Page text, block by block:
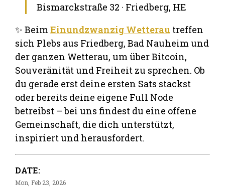
Bismarckstraße 32 · Friedberg, HE
✨ Beim Einundzwanzig Wetterau treffen
sich Plebs aus Friedberg, Bad Nauheim und
der ganzen Wetterau, um über Bitcoin,
Souveränität und Freiheit zu sprechen. Ob
du gerade erst deine ersten Sats stackst
oder bereits deine eigene Full Node
betreibst – bei uns findest du eine offene
Gemeinschaft, die dich unterstützt,
inspiriert und herausfordert.
DATE:
Mon, Feb 23, 2026